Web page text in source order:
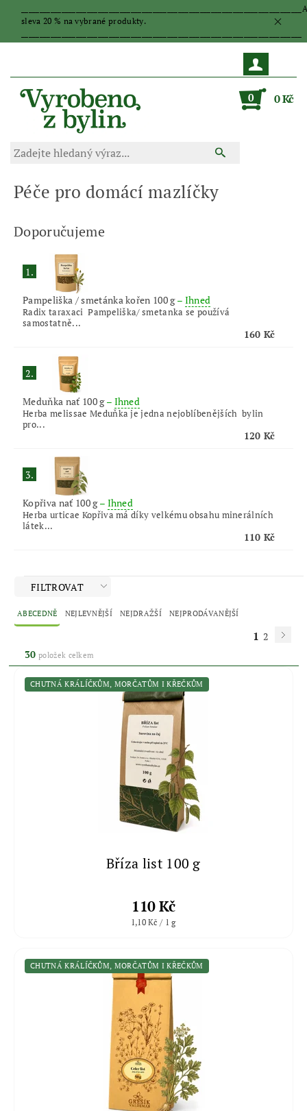
sleva 20 % na vybrané produkty.
0 0 Kč
Péče pro domácí mazlíčky
Doporučujeme
1.
Pampeliška / smetánka kořen 100 g– Ihned
Radix taraxaci Pampeliška/ smetanka se používá
samostatně...
160 Kč
2.
Meduňka nať 100 g– Ihned
Herba melissae Meduňka je jedna nejoblíbenějších bylin
pro...
120 Kč
3.
Kopřiva nať 100 g– Ihned
Herba urticae Kopřiva má díky velkému obsahu minerálních
látek...
110 Kč
FILTROVAT
ABECEDNĚ NEJLEVNĚJŠÍ NEJDRAŽŠÍ NEJPRODÁVANĚJŠÍ
1 2
30 položek celkem
CHUTNÁ KRÁLÍČKŮM, MORČATŮM I KŘEČKŮM
Bříza list 100 g
110 Kč
1,10 Kč / 1 g
CHUTNÁ KRÁLÍČKŮM, MORČATŮM I KŘEČKŮM